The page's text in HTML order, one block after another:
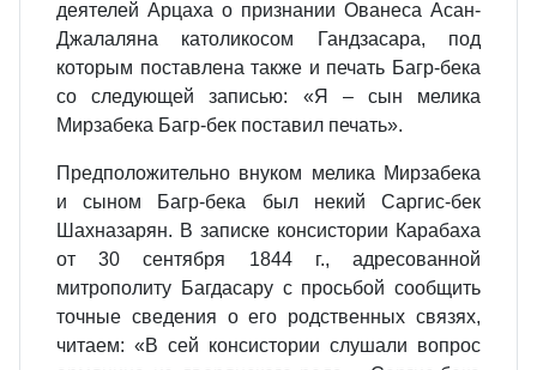
деятелей Арцаха о признании Ованеса Асан-
Джалаляна католикосом Гандзасара, под
которым поставлена также и печать Багр-бека
со следующей записью: «Я – сын мелика
Мирзабека Багр-бек поставил печать».
Предположительно внуком мелика Мирзабека
и сыном Багр-бека был некий Саргис-бек
Шахназарян. В записке консистории Карабаха
от 30 сентября 1844 г., адресованной
митрополиту Багдасару с просьбой сообщить
точные сведения о его родственных связях,
читаем: «В сей консистории слушали вопрос